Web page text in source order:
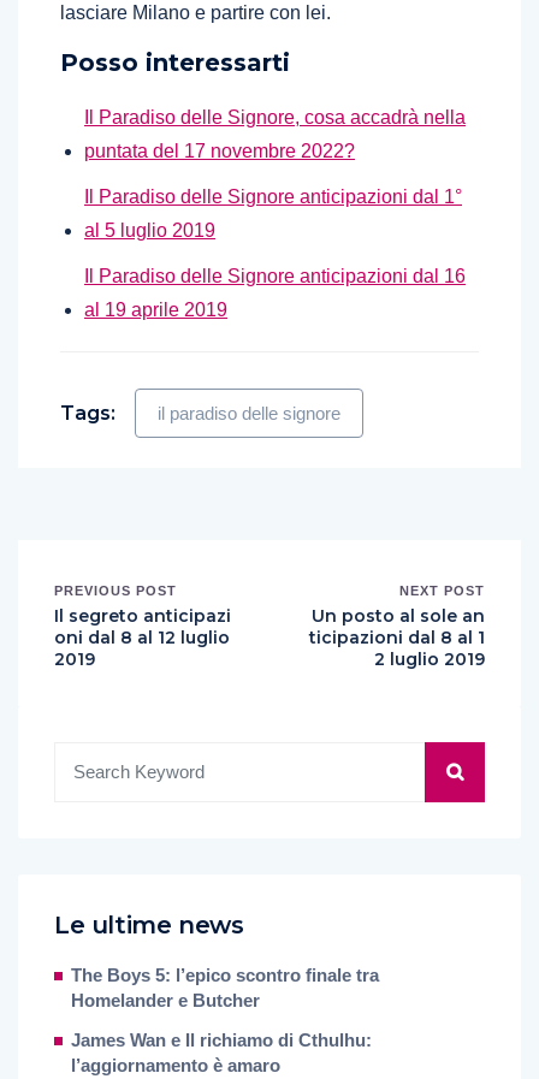
lasciare Milano e partire con lei.
Posso interessarti
Il Paradiso delle Signore, cosa accadrà nella
puntata del 17 novembre 2022?
Il Paradiso delle Signore anticipazioni dal 1°
al 5 luglio 2019
Il Paradiso delle Signore anticipazioni dal 16
al 19 aprile 2019
Tags: il paradiso delle signore
PREVIOUS POST
Il segreto anticipazi
oni dal 8 al 12 luglio
2019
NEXT POST
Un posto al sole an
ticipazioni dal 8 al 1
2 luglio 2019
Le ultime news
The Boys 5: l’epico scontro finale tra
Homelander e Butcher
James Wan e Il richiamo di Cthulhu:
l’aggiornamento è amaro